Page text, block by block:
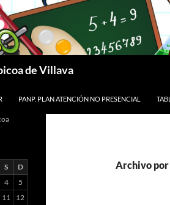
de Villava
PANP. PLAN ATENCIÓN NO PRESENCIAL
Archivo por
S
D
4
5
11
12